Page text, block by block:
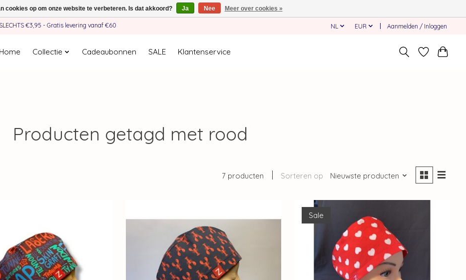
€3,95 - Gratis levering vanaf €60 NL EUR Aanmelden / Inloggen
Home Collectie Cadeaubonnen SALE Klantenservice
Producten getagd met rood
7 producten Sorteren op Nieuwste producten
Sale
cookies op om onze website te verbeteren. Is dat akkoord? Ja Nee Meer over cookies »